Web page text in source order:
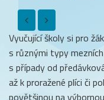
Vyučující školy si pro
s různými typy
s případy od
až k proražené plíci či
povětšinou na